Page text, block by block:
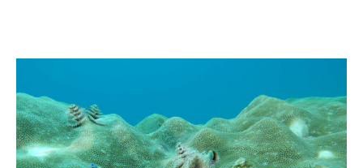
像
音
音
源